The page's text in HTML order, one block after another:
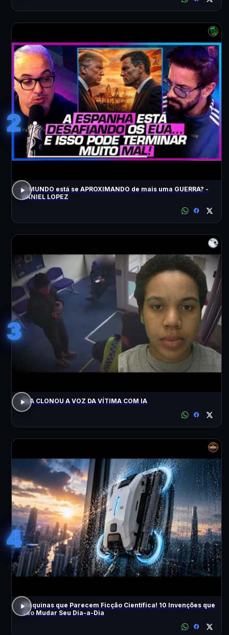
2
O MUNDO está se APROXIMANDO de mais uma GUERRA? -
DANIEL LOPEZ
3
ELA CLONOU A VOZ DA VÍTIMA COM IA
4
Máquinas que Parecem Ficção Científica! 10 Invenções que
Vão Mudar Seu Dia-a-Dia